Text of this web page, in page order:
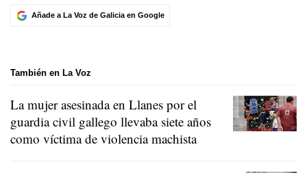
Añade a La Voz de Galicia en Google
También en La Voz
La mujer asesinada en Llanes por el
guardia civil gallego llevaba siete años
como víctima de violencia machista